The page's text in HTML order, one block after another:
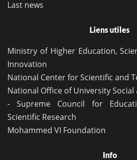
Last news
Liens utiles
Ministry of Higher Education,
Innovation
National Center for Scientific and
National Office of University
- Supreme Council for
Scientific Research
Mohammed VI Foundation
Info